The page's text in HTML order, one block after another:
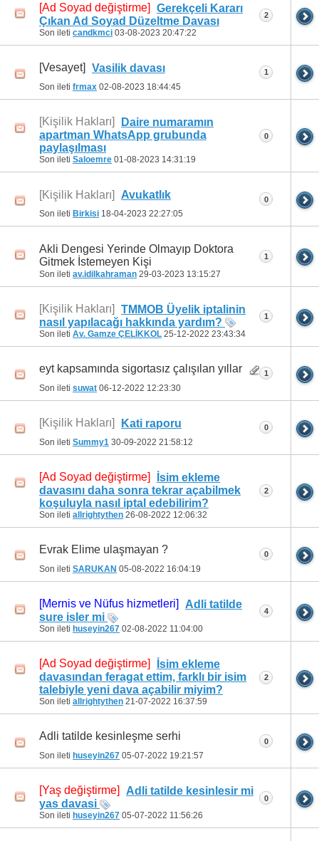
[Ad Soyad değiştirme]
Gerekçeli Kararı
Çıkan Ad Soyad Düzeltme Davası
Son ileti candkmci 03-08-2023 20:47:22
2
[Vesayet] Vasilik davası
Son ileti frmax 02-08-2023 18:44:45
1
[Kişilik Hakları]
Daire numaramın
apartman WhatsApp grubunda
paylaşılması
Son ileti Saloemre 01-08-2023 14:31:19
0
[Kişilik Hakları] Avukatlık
Son ileti Birkisi 18-04-2023 22:27:05
0
Akli Dengesi Yerinde Olmayıp Doktora
Gitmek İstemeyen Kişi
Son ileti av.idilkahraman 29-03-2023 13:15:27
1
[Kişilik Hakları]
TMMOB Üyelik iptalinin
nasıl yapılacağı hakkında yardım?
Son ileti Av. Gamze ÇELİKKOL 25-12-2022 23:43:34
1
eyt kapsamında sigortasız çalışılan yıllar
Son ileti suwat 06-12-2022 12:23:30
1
[Kişilik Hakları] Kati raporu
Son ileti Summy1 30-09-2022 21:58:12
0
[Ad Soyad değiştirme]
İsim ekleme
davasını daha sonra tekrar açabilmek
koşuluyla nasıl iptal edebilirim?
Son ileti allrightythen 26-08-2022 12:06:32
2
Evrak Elime ulaşmayan ?
Son ileti SARUKAN 05-08-2022 16:04:19
0
[Mernis ve Nüfus hizmetleri]
Adli tatilde
sure isler mi
Son ileti huseyin267 02-08-2022 11:04:00
4
[Ad Soyad değiştirme]
İsim ekleme
davasından feragat ettim, farklı bir isim
talebiyle yeni dava açabilir miyim?
Son ileti allrightythen 21-07-2022 16:37:59
2
Adli tatilde kesinleşme serhi
Son ileti huseyin267 05-07-2022 19:21:57
0
[Yaş değiştirme]
Adli tatilde kesinlesir mi
yas davasi
Son ileti huseyin267 05-07-2022 11:56:26
0